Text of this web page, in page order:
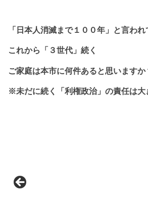
「日本人消滅まで１ ００年」と言われ
これから 「３世代」続く
ご家庭は本市に何件あると思いますか
※未だに続く「利権政治」の責任は大